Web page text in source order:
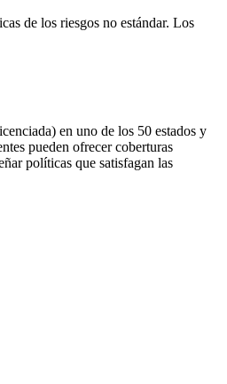
de los riesgos no estándar. Los
en uno de los 50 estados y
pueden ofrecer coberturas
políticas que satisfagan las